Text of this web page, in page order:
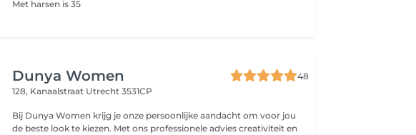
Met harsen is 35
Dunya Women
48
128, Kanaalstraat Utrecht 3531CP
Bij Dunya Women krijg je onze persoonlijke aandacht om voor jou
de beste look te kiezen. Met ons professionele advies creativiteit en